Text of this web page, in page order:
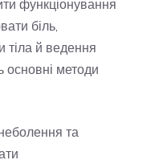
функціонування
біль,
тіла й ведення
основні методи
та